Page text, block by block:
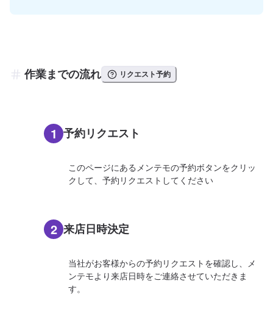
作業までの流れ リクエスト予約
1 予約リクエスト
このページにあるメンテモの予約ボタンをクリッ
クして、予約リクエストしてください
2 来店日時決定
当社がお客様からの予約リクエストを確認し、メ
ンテモより来店日時をご連絡させていただきま
す。